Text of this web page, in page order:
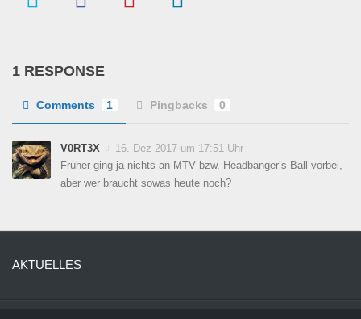
1 RESPONSE
Comments 1 Pingbacks 0
V0RT3X
16. Dez 2017 um 17:51 Uhr
Früher ging ja nichts an MTV bzw. Headbanger’s Ball vorbei,
aber wer braucht sowas heute noch?
AKTUELLES